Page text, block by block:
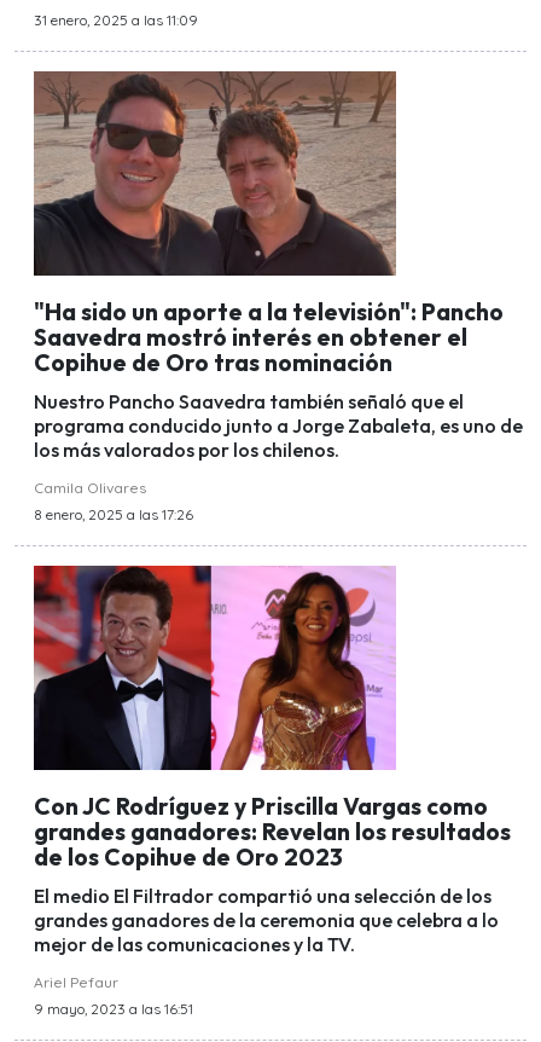
31 enero, 2025 a las 11:09
"Ha sido un aporte a la televisión": Pancho
Saavedra mostró interés en obtener el
Copihue de Oro tras nominación
Nuestro Pancho Saavedra también señaló que el
programa conducido junto a Jorge Zabaleta, es uno de
los más valorados por los chilenos.
Camila Olivares
8 enero, 2025 a las 17:26
Con JC Rodríguez y Priscilla Vargas como
grandes ganadores: Revelan los resultados
de los Copihue de Oro 2023
El medio El Filtrador compartió una selección de los
grandes ganadores de la ceremonia que celebra a lo
mejor de las comunicaciones y la TV.
Ariel Pefaur
9 mayo, 2023 a las 16:51